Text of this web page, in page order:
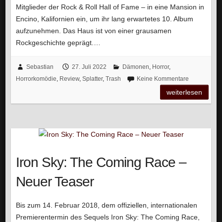
Mitglieder der Rock & Roll Hall of Fame – in eine Mansion in
Encino, Kalifornien ein, um ihr lang erwartetes 10. Album
aufzunehmen. Das Haus ist von einer grausamen
Rockgeschichte geprägt.…
Sebastian 27. Juli 2022 Dämonen, Horror,
Horrorkomödie, Review, Splatter, Trash Keine Kommentare
weiterlesen
Iron Sky: The Coming Race –
Neuer Teaser
Bis zum 14. Februar 2018, dem offiziellen, internationalen
Premierentermin des Sequels Iron Sky: The Coming Race,